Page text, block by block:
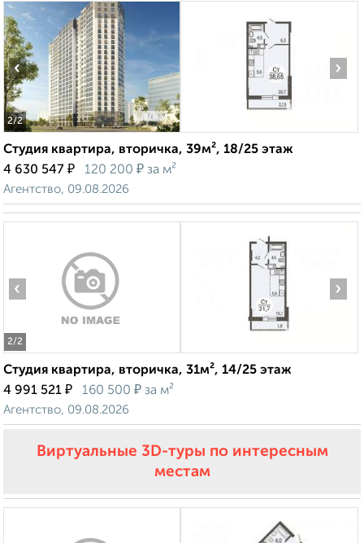
2/2
‹ ›
Студия квартира, вторичка, 39м², 18/25 этаж
4 630 547 ₽ 120 200 ₽ за м²
Агентство, 09.08.2026
2/2
‹ ›
Студия квартира, вторичка, 31м², 14/25 этаж
4 991 521 ₽ 160 500 ₽ за м²
Агентство, 09.08.2026
Виртуальные 3D-туры по интересным
местам